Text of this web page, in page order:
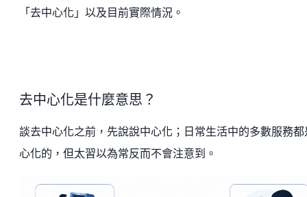
「去中心化」以及目前實際情況。
去中心化是什麼意思？
談去中心化之前，先說說中心化；日常生活中的多數服務都
心化的，但太習以為常反而不會注意到。